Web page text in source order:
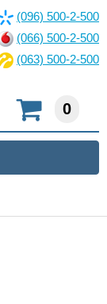
(096) 500-2-500
(066) 500-2-500
(063) 500-2-500
0